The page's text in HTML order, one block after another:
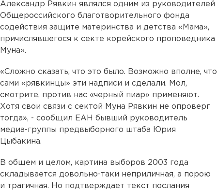
Александр Рявкин являлся одним из руководителей
Общероссийского благотворительного фонда
содействия защите материнства и детства «Мама»,
причислявшегося к секте корейского проповедника
Муна».
«Сложно сказать, что это было. Возможно вполне, что
сами «рявкинцы» эти надписи и сделали. Мол,
смотрите, против нас «черный пиар» применяют.
Хотя свои связи с сектой Муна Рявкин не опроверг
тогда», - сообщил ЕАН бывший руководитель
медиа-группы предвыборного штаба Юрия
Цыбакина.
В общем и целом, картина выборов 2003 года
складывается довольно-таки неприличная, а порою
и трагичная. Но подтверждает текст послания